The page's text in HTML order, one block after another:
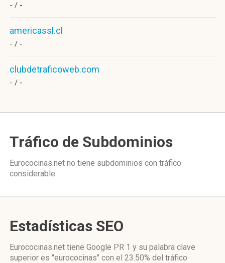
- / -
americassl.cl
- / -
clubdetraficoweb.com
- / -
Tráfico de Subdominios
Eurococinas.net no tiene subdominios con tráfico
considerable.
Estadísticas SEO
Eurococinas.net tiene Google PR 1 y su palabra clave
superior es "eurococinas" con el 23.50% del tráfico